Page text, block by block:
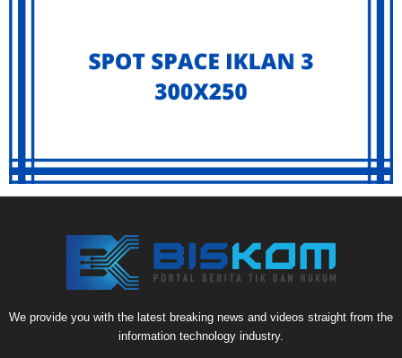
We provide you with the latest breaking news and videos straight from the
information technology industry.